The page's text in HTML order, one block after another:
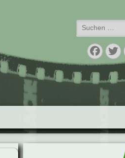
Suchen
nach: